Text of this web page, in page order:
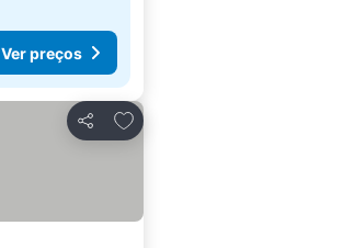
Ver preços
Partilhar
Adicionar aos favoritos